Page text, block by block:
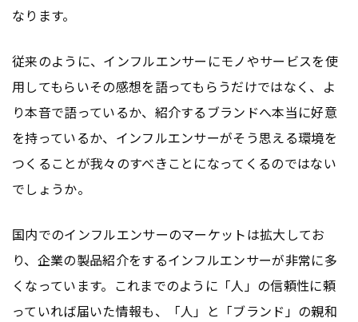
なります。
従来のように、インフルエンサーにモノやサービスを使
用してもらいその感想を語ってもらうだけではなく、よ
り本音で語っているか、紹介するブランドへ本当に好意
を持っているか、インフルエンサーがそう思える環境を
つくることが我々のすべきことになってくるのではない
でしょうか。
国内でのインフルエンサーのマーケットは拡大してお
り、企業の製品紹介をするインフルエンサーが非常に多
くなっています。これまでのように「人」の信頼性に頼
っていれば届いた情報も、「人」と「ブランド」の親和